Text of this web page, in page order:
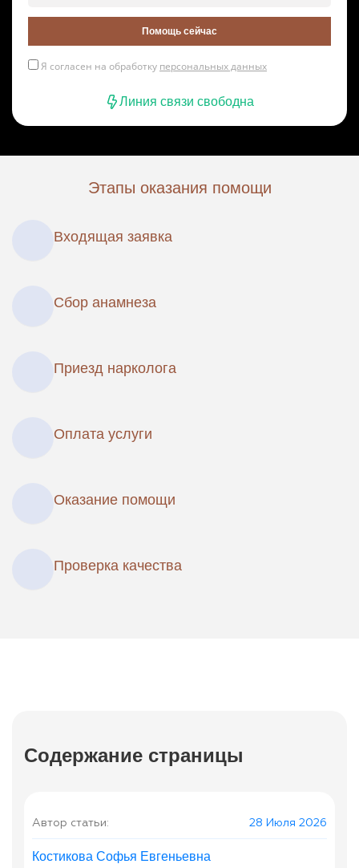
Помощь сейчас
Я согласен на обработку персональных данных
Линия связи свободна
Этапы оказания помощи
Входящая заявка
Сбор анамнеза
Приезд нарколога
Оплата услуги
Оказание помощи
Проверка качества
Содержание страницы
Автор статьи: 28 Июля 2026
Костикова Софья Евгеньевна